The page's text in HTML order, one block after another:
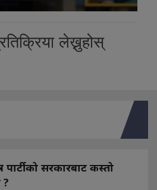
लेख्नुहोस्
पार्टीको सरकारबाट कस्तो